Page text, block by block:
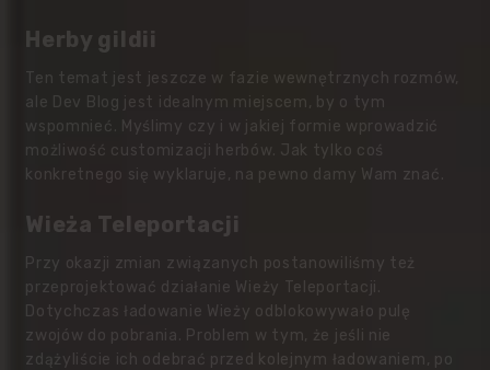
Herby gildii
Ten temat jest jeszcze w fazie wewnętrznych rozmów,
ale Dev Blog jest idealnym miejscem, by o tym
wspomnieć. Myślimy czy i w jakiej formie wprowadzić
możliwość customizacji herbów. Jak tylko coś
konkretnego się wyklaruje, na pewno damy Wam znać.
Wieża Teleportacji
Przy okazji zmian związanych postanowiliśmy też
przeprojektować działanie Wieży Teleportacji.
Dotychczas ładowanie Wieży odblokowywało pulę
zwojów do pobrania. Problem w tym, że jeśli nie
zdążyliście ich odebrać przed kolejnym ładowaniem, po